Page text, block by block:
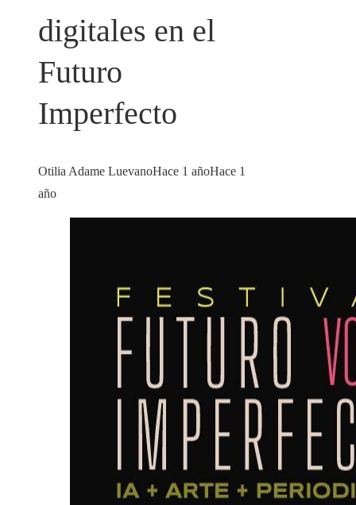
digitales en el
Futuro
Imperfecto
Otilia Adame LuevanoHace 1 añoHace 1
año